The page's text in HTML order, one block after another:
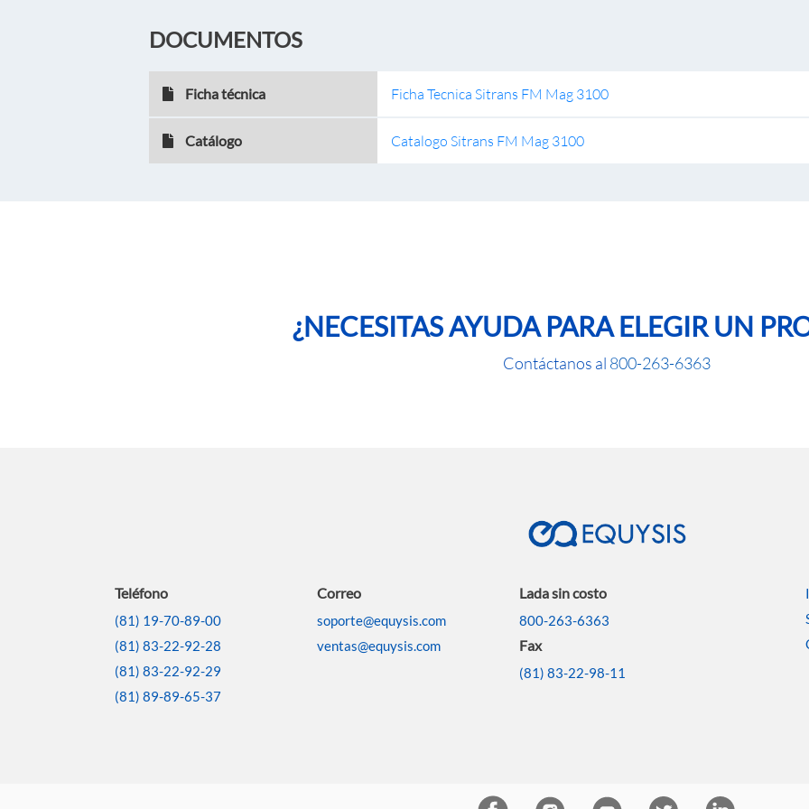
DOCUMENTOS
Ficha técnica Ficha Tecnica Sitrans FM Mag 3100
Catálogo Catalogo Sitrans FM Mag 3100
¿NECESITAS AYUDA PARA ELEGIR UN
Contáctanos al 800-263-6363
Teléfono
(81) 19-70-89-00
(81) 83-22-92-28
(81) 83-22-92-29
(81) 89-89-65-37
Correo
soporte@equysis.com
ventas@equysis.com
Lada sin costo
800-263-6363
Fax
(81) 83-22-98-11